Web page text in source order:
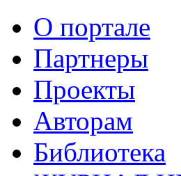
О портале
Партнеры
Проекты
Авторам
Библиотека